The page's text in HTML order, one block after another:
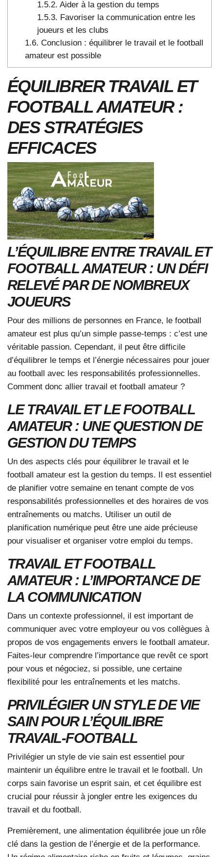
1.5.2. Aider à la gestion du temps
1.5.3. Favoriser la communication entre les
joueurs et les clubs
1.6. Conclusion : équilibrer le travail et le football
amateur est possible
ÉQUILIBRER TRAVAIL ET
FOOTBALL AMATEUR :
DES STRATÉGIES
EFFICACES
L’ÉQUILIBRE ENTRE TRAVAIL ET
FOOTBALL AMATEUR : UN DÉFI
RELEVÉ PAR DE NOMBREUX
JOUEURS
Pour des millions de personnes en France, le football
amateur est plus qu’un simple passe-temps : c’est une
véritable passion. Cependant, il peut être difficile
d’équilibrer le temps et l’énergie nécessaires pour jouer
au football avec les responsabilités professionnelles.
Comment donc allier travail et football amateur ?
LE TRAVAIL ET LE FOOTBALL
AMATEUR : UNE QUESTION DE
GESTION DU TEMPS
Un des aspects clés pour équilibrer le travail et le
football amateur est la gestion du temps. Il est essentiel
de planifier votre semaine en tenant compte de vos
responsabilités professionnelles et des horaires de vos
entraînements ou matchs. Utiliser un outil de
planification numérique peut être une aide précieuse
pour visualiser et organiser votre emploi du temps.
TRAVAIL ET FOOTBALL
AMATEUR : L’IMPORTANCE DE
LA COMMUNICATION
Dans un contexte professionnel, il est important de
communiquer avec votre employeur ou vos collègues à
propos de vos engagements envers le football amateur.
Faites-leur comprendre l’importance que revêt ce sport
pour vous et négociez, si possible, une certaine
flexibilité pour les entraînements et les matchs.
PRIVILÉGIER UN STYLE DE VIE
SAIN POUR L’ÉQUILIBRE
TRAVAIL-FOOTBALL
Privilégier un style de vie sain est essentiel pour
maintenir un équilibre entre le travail et le football. Un
corps sain favorise un esprit sain, et cet équilibre est
crucial pour réussir à jongler entre les exigences du
travail et du football.
Premièrement, une alimentation équilibrée joue un rôle
clé dans la gestion de l’énergie et de la performance.